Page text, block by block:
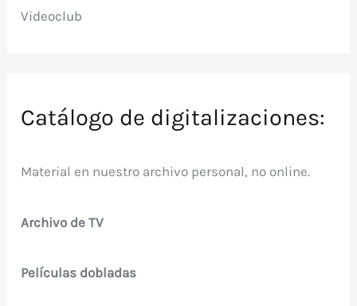
Videoclub
Catálogo de digitalizaciones:
Material en nuestro archivo personal, no online.
Archivo de TV
Películas dobladas